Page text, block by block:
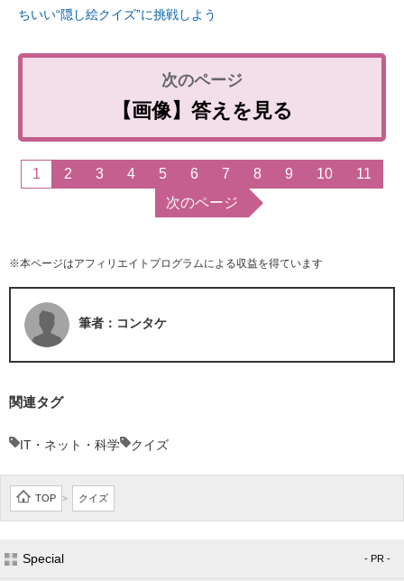
ちいい“隠し絵クイズ”に挑戦しよう
【画像】答えを見る
1 2 3 4 5 6 7 8 9 10
11
次のページ
※本ページはアフィリエイトプログラムによる収益を得ています
筆者：コンタケ
関連タグ
IT・ネット・科学 クイズ
TOP > クイズ
Special - PR -